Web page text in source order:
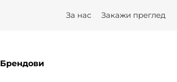
За нас Закажи преглед
Брендови